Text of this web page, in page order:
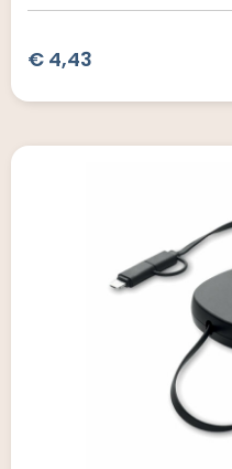
€ 4,43